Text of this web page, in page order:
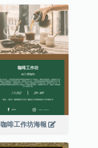
咖啡工作坊海報